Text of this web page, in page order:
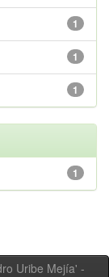
1
1
1
1
Uribe Mejía' -